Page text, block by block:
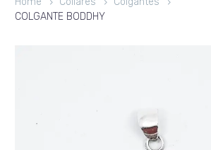
COLGANTE BODDHY